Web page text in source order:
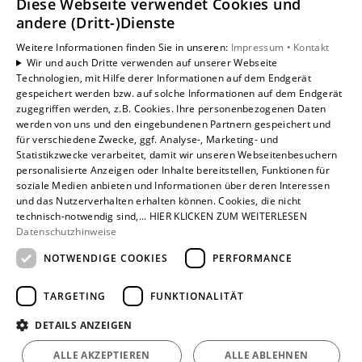
Um externe HTML-Inhalte anzuzeigen, benötigen wir
Ihre Einwilligung.
Datenschutzerklärung.
Cookie-Einstellungen öffnen
Diese Webseite verwendet Cookies und
andere (Dritt-)Dienste
Weitere Informationen finden Sie in unseren: Impressum • Kontakt
Wir und auch Dritte verwenden auf unserer Webseite
Technologien, mit Hilfe derer Informationen auf dem Endgerät
gespeichert werden bzw. auf solche Informationen auf dem Endgerät
zugegriffen werden, z.B. Cookies. Ihre personenbezogenen Daten
werden von uns und den eingebundenen Partnern gespeichert und
für verschiedene Zwecke, ggf. Analyse-, Marketing- und
Statistikzwecke verarbeitet, damit wir unseren Webseitenbesuchern
personalisierte Anzeigen oder Inhalte bereitstellen, Funktionen für
soziale Medien anbieten und Informationen über deren Interessen
und das Nutzerverhalten erhalten können. Cookies, die nicht
technisch-notwendig sind,... HIER KLICKEN ZUM WEITERLESEN
Datenschutzhinweise
NOTWENDIGE COOKIES
PERFORMANCE
TARGETING FUNKTIONALITÄT
DETAILS ANZEIGEN
ALLE AKZEPTIEREN ALLE ABLEHNEN